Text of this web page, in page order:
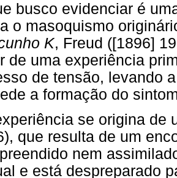
busco evidenciar é
o masoquismo
K, Freud ([1896]
de uma experiência
de tensão, levando
a formação do
se origina de
que resulta de um
nem
e está despreparado